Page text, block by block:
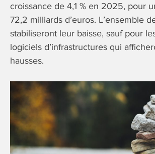
croissance de 4,1 % en 2025, pour
72,2 milliards d’euros. L’ensemble
stabiliseront leur baisse, sauf pour
logiciels d’infrastructures qui
hausses.